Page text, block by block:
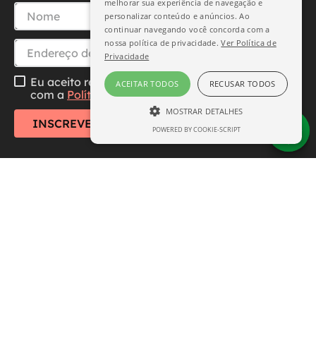
Eu aceito receber essa newsletter, li e concordo
com a Política de Privacidade
INSCREVER-SE
melhorar sua experiência de navegação e
personalizar conteúdo e anúncios. Ao
continuar navegando você concorda com a
nossa política de privacidade.Ver Política de
Privacidade
ACEITAR TODOS RECUSAR TODOS
MOSTRAR DETALHES
ESTRITAMENTE NECESSÁRIO
POWERED BY COOKIE-SCRIPT